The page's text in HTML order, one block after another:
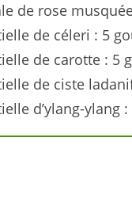
de rose
de céleri : 5
de carotte : 5
de ciste
d’ylang-ylang